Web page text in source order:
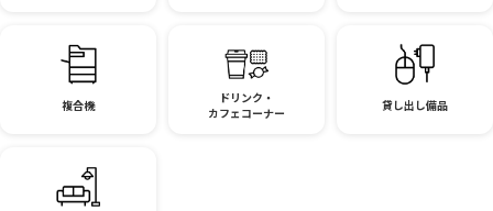
複合機
ドリンク・
カフェコーナー
貸し出し備品